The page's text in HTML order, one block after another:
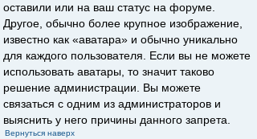
оставили или на ваш статус на форуме.
Другое, обычно более крупное изображение,
известно как «аватара» и обычно уникально
для каждого пользователя. Если вы не можете
использовать аватары, то значит таково
решение администрации. Вы можете
связаться с одним из администраторов и
выяснить у него причины данного запрета.
Вернуться наверх